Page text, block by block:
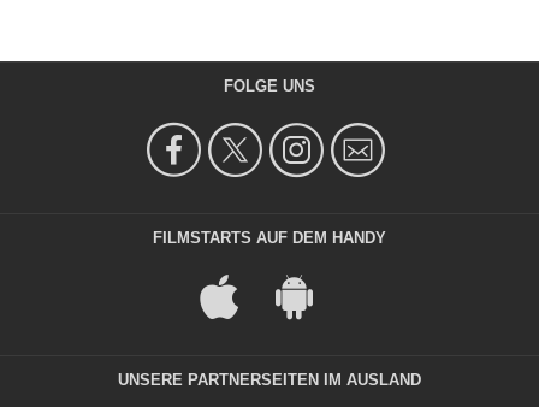
FOLGE UNS
FILMSTARTS AUF DEM HANDY
UNSERE PARTNERSEITEN IM AUSLAND